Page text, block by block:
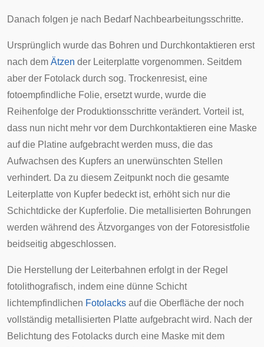
Danach folgen je nach Bedarf Nachbearbeitungsschritte.
Ursprünglich wurde das Bohren und Durchkontaktieren erst
nach dem Ätzen der Leiterplatte vorgenommen. Seitdem
aber der Fotolack durch sog. Trockenresist, eine
fotoempfindliche Folie, ersetzt wurde, wurde die
Reihenfolge der Produktionsschritte verändert. Vorteil ist,
dass nun nicht mehr vor dem Durchkontaktieren eine Maske
auf die Platine aufgebracht werden muss, die das
Aufwachsen des Kupfers an unerwünschten Stellen
verhindert. Da zu diesem Zeitpunkt noch die gesamte
Leiterplatte von Kupfer bedeckt ist, erhöht sich nur die
Schichtdicke der Kupferfolie. Die metallisierten Bohrungen
werden während des Ätzvorganges von der Fotoresistfolie
beidseitig abgeschlossen.
Die Herstellung der Leiterbahnen erfolgt in der Regel
fotolithografisch, indem eine dünne Schicht
lichtempfindlichen Fotolacks auf die Oberfläche der noch
vollständig metallisierten Platte aufgebracht wird. Nach der
Belichtung des Fotolacks durch eine Maske mit dem